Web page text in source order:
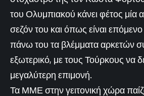
του Ολυμπιακού κάνει φέτος μία
σεζόν του και όπως είναι επόμενο
πάνω του τα βλέμματα αρκετών
εξωτερικό, με τους Τούρκους να
μεγαλύτερη επιμονή.
Τα ΜΜΕ στην γειτονική χώρα